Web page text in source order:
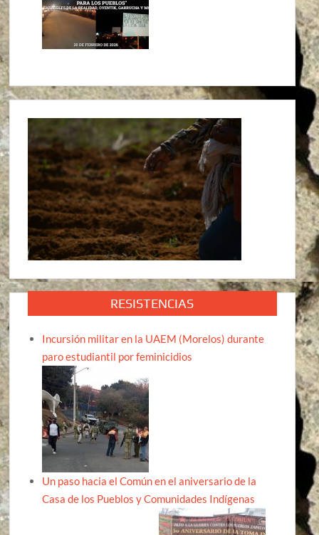
RESISTENCIAS
Incursión militar en la UAEM (Morelos) durante
paro estudiantil por feminicidios
Un paso hacia el Común en el aniversario de la
Casa de los Pueblos y Comunidades Indígenas